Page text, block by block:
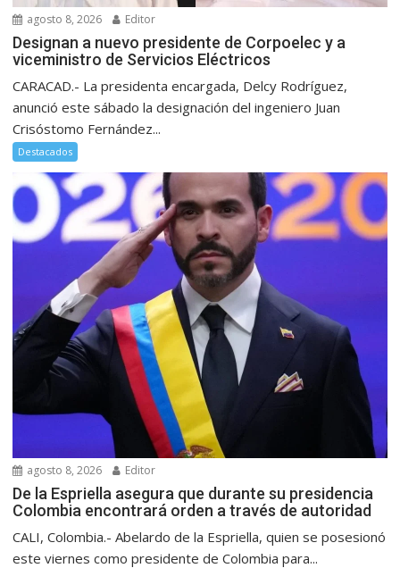
agosto 8, 2026 Editor
Designan a nuevo presidente de Corpoelec y a
viceministro de Servicios Eléctricos
CARACAD.- La presidenta encargada, Delcy Rodríguez,
anunció este sábado la designación del ingeniero Juan
Crisóstomo Fernández...
Destacados
agosto 8, 2026 Editor
De la Espriella asegura que durante su presidencia
Colombia encontrará orden a través de autoridad
CALI, Colombia.- Abelardo de la Espriella, quien se posesionó
este viernes como presidente de Colombia para...